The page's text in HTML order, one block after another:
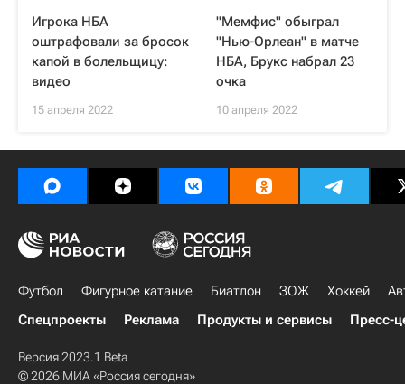
Игрока НБА
оштрафовали за бросок
капой в болельщицу:
видео
15 апреля 2022
"Мемфис" обыграл
"Нью-Орлеан" в матче
НБА, Брукс набрал 23
очка
10 апреля 2022
Футбол Фигурное катание Биатлон ЗОЖ Хоккей
Спецпроекты
Реклама Продукты и сервисы Пресс-
Версия 2023.1 Beta
© 2026 МИА «Россия сегодня»